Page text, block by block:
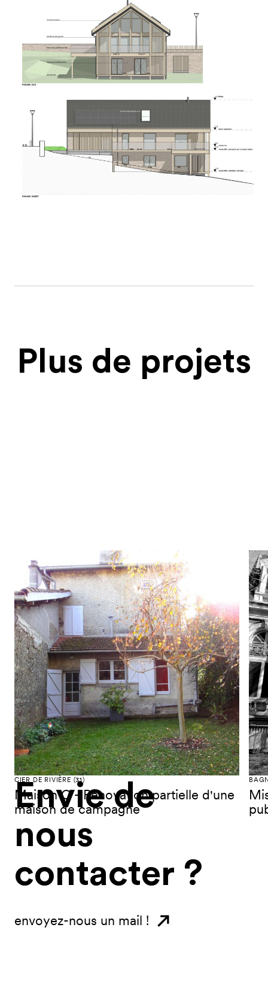
Plus de projets
CIER DE RIVIÈRE (31)
Maison C - Rénovation partielle d'une
maison de campagne
Envie de
nous
contacter ?
envoyez-nous un mail !